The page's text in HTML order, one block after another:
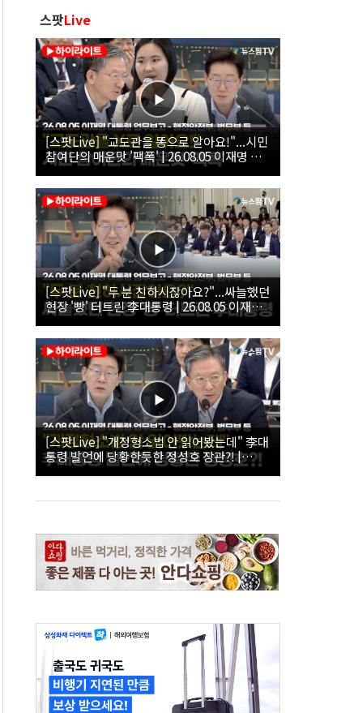
스팟Live
[스팟Live] "교도관을 똥으로 알아요!"...시민
참여단의 매운맛 '팩폭' | 26.08.05 이재명 대
통령 업무보고 - 행정안전부, 법무부, 국무조
정실, 법제처, 인사혁신처
[스팟Live] "두 분 친하시잖아요?"...싸늘했던
현장 '빵' 터트린 李대통령 | 26.08.05 이재명
대통령 업무보고 - 행정안전부, 법무부 등
[스팟Live] "개정형소법 안 읽어봤는데" 李대
통령 발언에 당황한듯한 정성호 장관?! |
26.08.05 이재명 대통령 업무보고 - 행정안전